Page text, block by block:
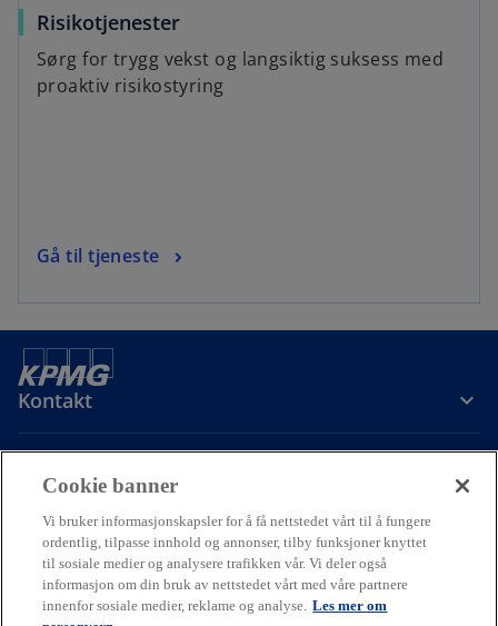
Risikotjenester
Sørg for trygg vekst og langsiktig suksess med
proaktiv risikostyring
Gå til tjeneste
Kontakt
Om oss
Karriere
o
p
o
p
o
p
Cookie banner
Vi bruker informasjonskapsler for å få nettstedet vårt til å fungere
ordentlig, tilpasse innhold og annonser, tilby funksjoner knyttet
til sosiale medier og analysere trafikken vår. Vi deler også
informasjon om din bruk av nettstedet vårt med våre partnere
innenfor sosiale medier, reklame og analyse. Les mer om